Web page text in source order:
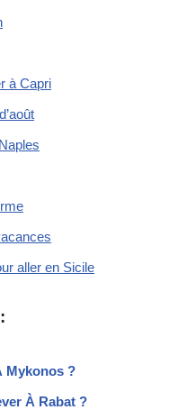
à Capri
aller en Sicile
Mykonos ?
À Rabat ?